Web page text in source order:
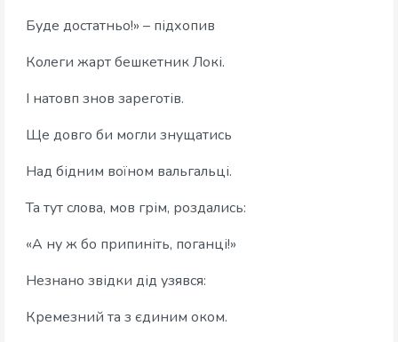
Буде достатньо!» – підхопив
Колеги жарт бешкетник Локі.
І натовп знов зареготів.
Ще довго би могли знущатись
Над бідним воїном вальгальці.
Та тут слова, мов грім, роздались:
«А ну ж бо припиніть, поганці!»
Незнано звідки дід узявся:
Кремезний та з єдиним оком.